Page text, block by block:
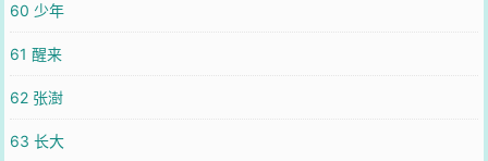
60 少年
61 醒来
62 张澍
63 长大